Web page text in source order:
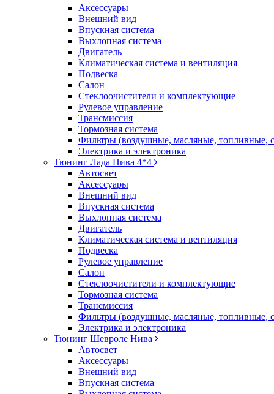
Аксессуары
Внешний вид
Впускная система
Выхлопная система
Двигатель
Климатическая система и вентиляция
Подвеска
Салон
Стеклоочистители и комплектующие
Рулевое управление
Трансмиссия
Тормозная система
Фильтры (воздушные, масляные, топливные,
Электрика и электроника
Тюнинг Лада Нива 4*4
Автосвет
Аксессуары
Внешний вид
Впускная система
Выхлопная система
Двигатель
Климатическая система и вентиляция
Подвеска
Рулевое управление
Салон
Стеклоочистители и комплектующие
Тормозная система
Трансмиссия
Фильтры (воздушные, масляные, топливные,
Электрика и электроника
Тюнинг Шевроле Нива
Автосвет
Аксессуары
Внешний вид
Впускная система